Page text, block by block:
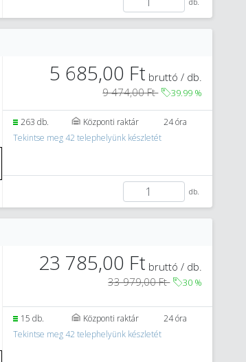
5 685,00 Ft bruttó / db.
9 474,00 Ft
39.99 %
263 db. Központi raktár
24 óra
Tekintse meg 42 telephelyünk készletét
db.
23 785,00 Ft bruttó / db.
33 979,00 Ft
30 %
15 db. Központi raktár
24 óra
Tekintse meg 42 telephelyünk készletét